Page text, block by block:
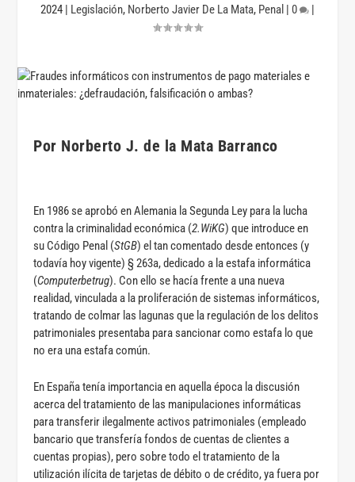
2024 | Legislación, Norberto Javier De La Mata, Penal | 0 |
Por Norberto J. de la Mata Barranco
En 1986 se aprobó en Alemania la Segunda Ley para la lucha
contra la criminalidad económica (2.WiKG) que introduce en
su Código Penal (StGB) el tan comentado desde entonces (y
todavía hoy vigente) § 263a, dedicado a la estafa informática
(Computerbetrug). Con ello se hacía frente a una nueva
realidad, vinculada a la proliferación de sistemas informáticos,
tratando de colmar las lagunas que la regulación de los delitos
patrimoniales presentaba para sancionar como estafa lo que
no era una estafa común.
En España tenía importancia en aquella época la discusión
acerca del tratamiento de las manipulaciones informáticas
para transferir ilegalmente activos patrimoniales (empleado
bancario que transfería fondos de cuentas de clientes a
cuentas propias), pero sobre todo el tratamiento de la
utilización ilícita de tarjetas de débito o de crédito, ya fuera por